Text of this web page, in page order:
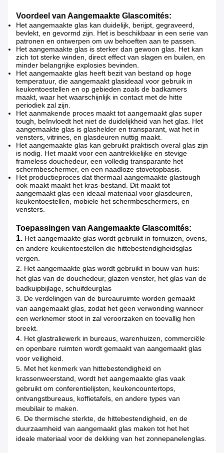
Voordeel van Aangemaakte Glascomités:
Het aangemaakte glas kan duidelijk, berijpt, gegraveerd,
bevlekt, en gevormd zijn. Het is beschikbaar in een serie van
patronen en ontwerpen om uw behoeften aan te passen.
Het aangemaakte glas is sterker dan gewoon glas. Het kan
zich tot sterke winden, direct effect van slagen en builen, en
minder belangrijke explosies bevinden.
Het aangemaakte glas heeft bezit van bestand op hoge
temperatuur, die aangemaakt glasideaal voor gebruik in
keukentoestellen en op gebieden zoals de badkamers
maakt, waar het waarschijnlijk in contact met de hitte
periodiek zal zijn.
Het aanmakende proces maakt tot aangemaakt glas super
tough, beïnvloedt het niet de duidelijkheid van het glas. Het
aangemaakte glas is glashelder en transparant, wat het in
vensters, vitrines, en glasdeuren nuttig maakt.
Het aangemaakte glas kan gebruikt praktisch overal glas zijn
is nodig. Het maakt voor een aantrekkelijke en stevige
frameless douchedeur, een volledig transparante het
schermbeschermer, en een naadloze stovetopbasis.
Het productieproces dat thermaal aangemaakte glastough
ook maakt maakt het kras-bestand. Dit maakt tot
aangemaakt glas een ideaal materiaal voor glasdeuren,
keukentoestellen, mobiele het schermbeschermers, en
vensters.
Toepassingen van Aangemaakte Glascomités:
1. Het aangemaakte glas wordt gebruikt in fornuizen, ovens,
en andere keukentoestellen die hittebestendigheidsglas
vergen.
2. Het aangemaakte glas wordt gebruikt in bouw van huis:
het glas van de douchedeur, glazen venster, het glas van de
badkuipbijlage, schuifdeurglas
3. De verdelingen van de bureauruimte worden gemaakt
van aangemaakt glas, zodat het geen verwonding wanneer
een werknemer stoot in zal veroorzaken en toevallig hen
breekt.
4. Het glastraliewerk in bureaus, warenhuizen, commerciële
en openbare ruimten wordt gemaakt van aangemaakt glas
voor veiligheid.
5. Met het kenmerk van hittebestendigheid en
krassenweerstand, wordt het aangemaakte glas vaak
gebruikt om conferentielijsten, keukencountertops,
ontvangstbureaus, koffietafels, en andere types van
meubilair te maken.
6. De thermische sterkte, de hittebestendigheid, en de
duurzaamheid van aangemaakt glas maken tot het het
ideale materiaal voor de dekking van het zonnepanelenglas.